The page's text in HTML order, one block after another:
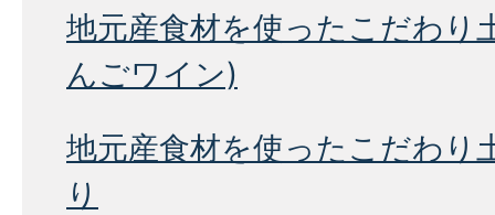
地元産食材を使ったこだわり
んごワイン)
地元産食材を使ったこだわり
り